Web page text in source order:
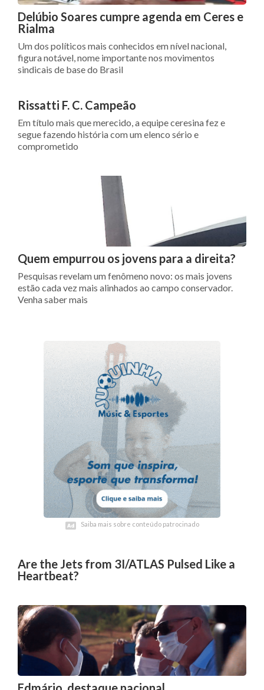
Delúbio Soares cumpre agenda em Ceres e
Rialma
Um dos políticos mais conhecidos em nível nacional,
figura notável, nome importante nos movimentos
sindicais de base do Brasil
Rissatti F. C. Campeão
Em título mais que merecido, a equipe ceresina fez e
segue fazendo história com um elenco sério e
comprometido
Quem empurrou os jovens para a direita?
Pesquisas revelam um fenômeno novo: os mais jovens
estão cada vez mais alinhados ao campo conservador.
Venha saber mais
Saiba mais sobre conteúdo patrocinado
Saiba mais sobre conteúdo patrocinado
Are the Jets from 3I/ATLAS Pulsed Like a
Heartbeat?